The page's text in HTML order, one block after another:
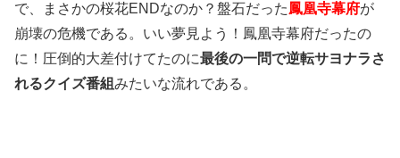
で、まさかの桜花ENDなのか？盤石だった鳳凰寺幕府が
崩壊の危機である。いい夢見よう！鳳凰寺幕府だったの
に！圧倒的大差付けてたのに最後の一問で逆転サヨナラさ
れるクイズ番組みたいな流れである。